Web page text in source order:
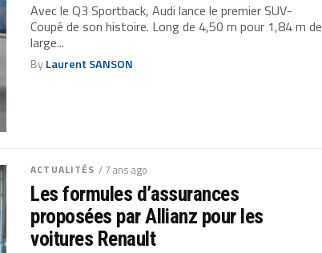
Avec le Q3 Sportback, Audi lance le premier SUV-
Coupé de son histoire. Long de 4,50 m pour 1,84 m de
large...
ByLaurent SANSON
ACTUALITÉS / 7 ans ago
Les formules d’assurances
proposées par Allianz pour les
voitures Renault